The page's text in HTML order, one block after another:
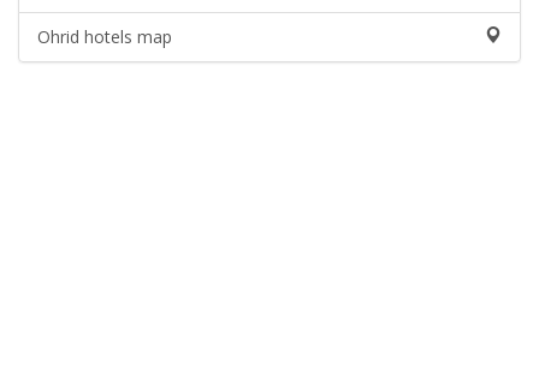
Ohrid hotels map